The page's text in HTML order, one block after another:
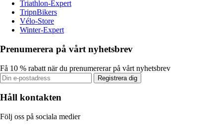
Triathlon-Expert
TripnBikers
Vélo-Store
Winter-Expert
Prenumerera på vårt nyhetsbrev
Få 10 % rabatt när du prenumererar på vårt nyhetsbrev
Registrera dig
Håll kontakten
Följ oss på sociala medier